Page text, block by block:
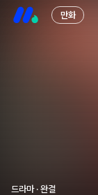
만화
드라마 · 완결